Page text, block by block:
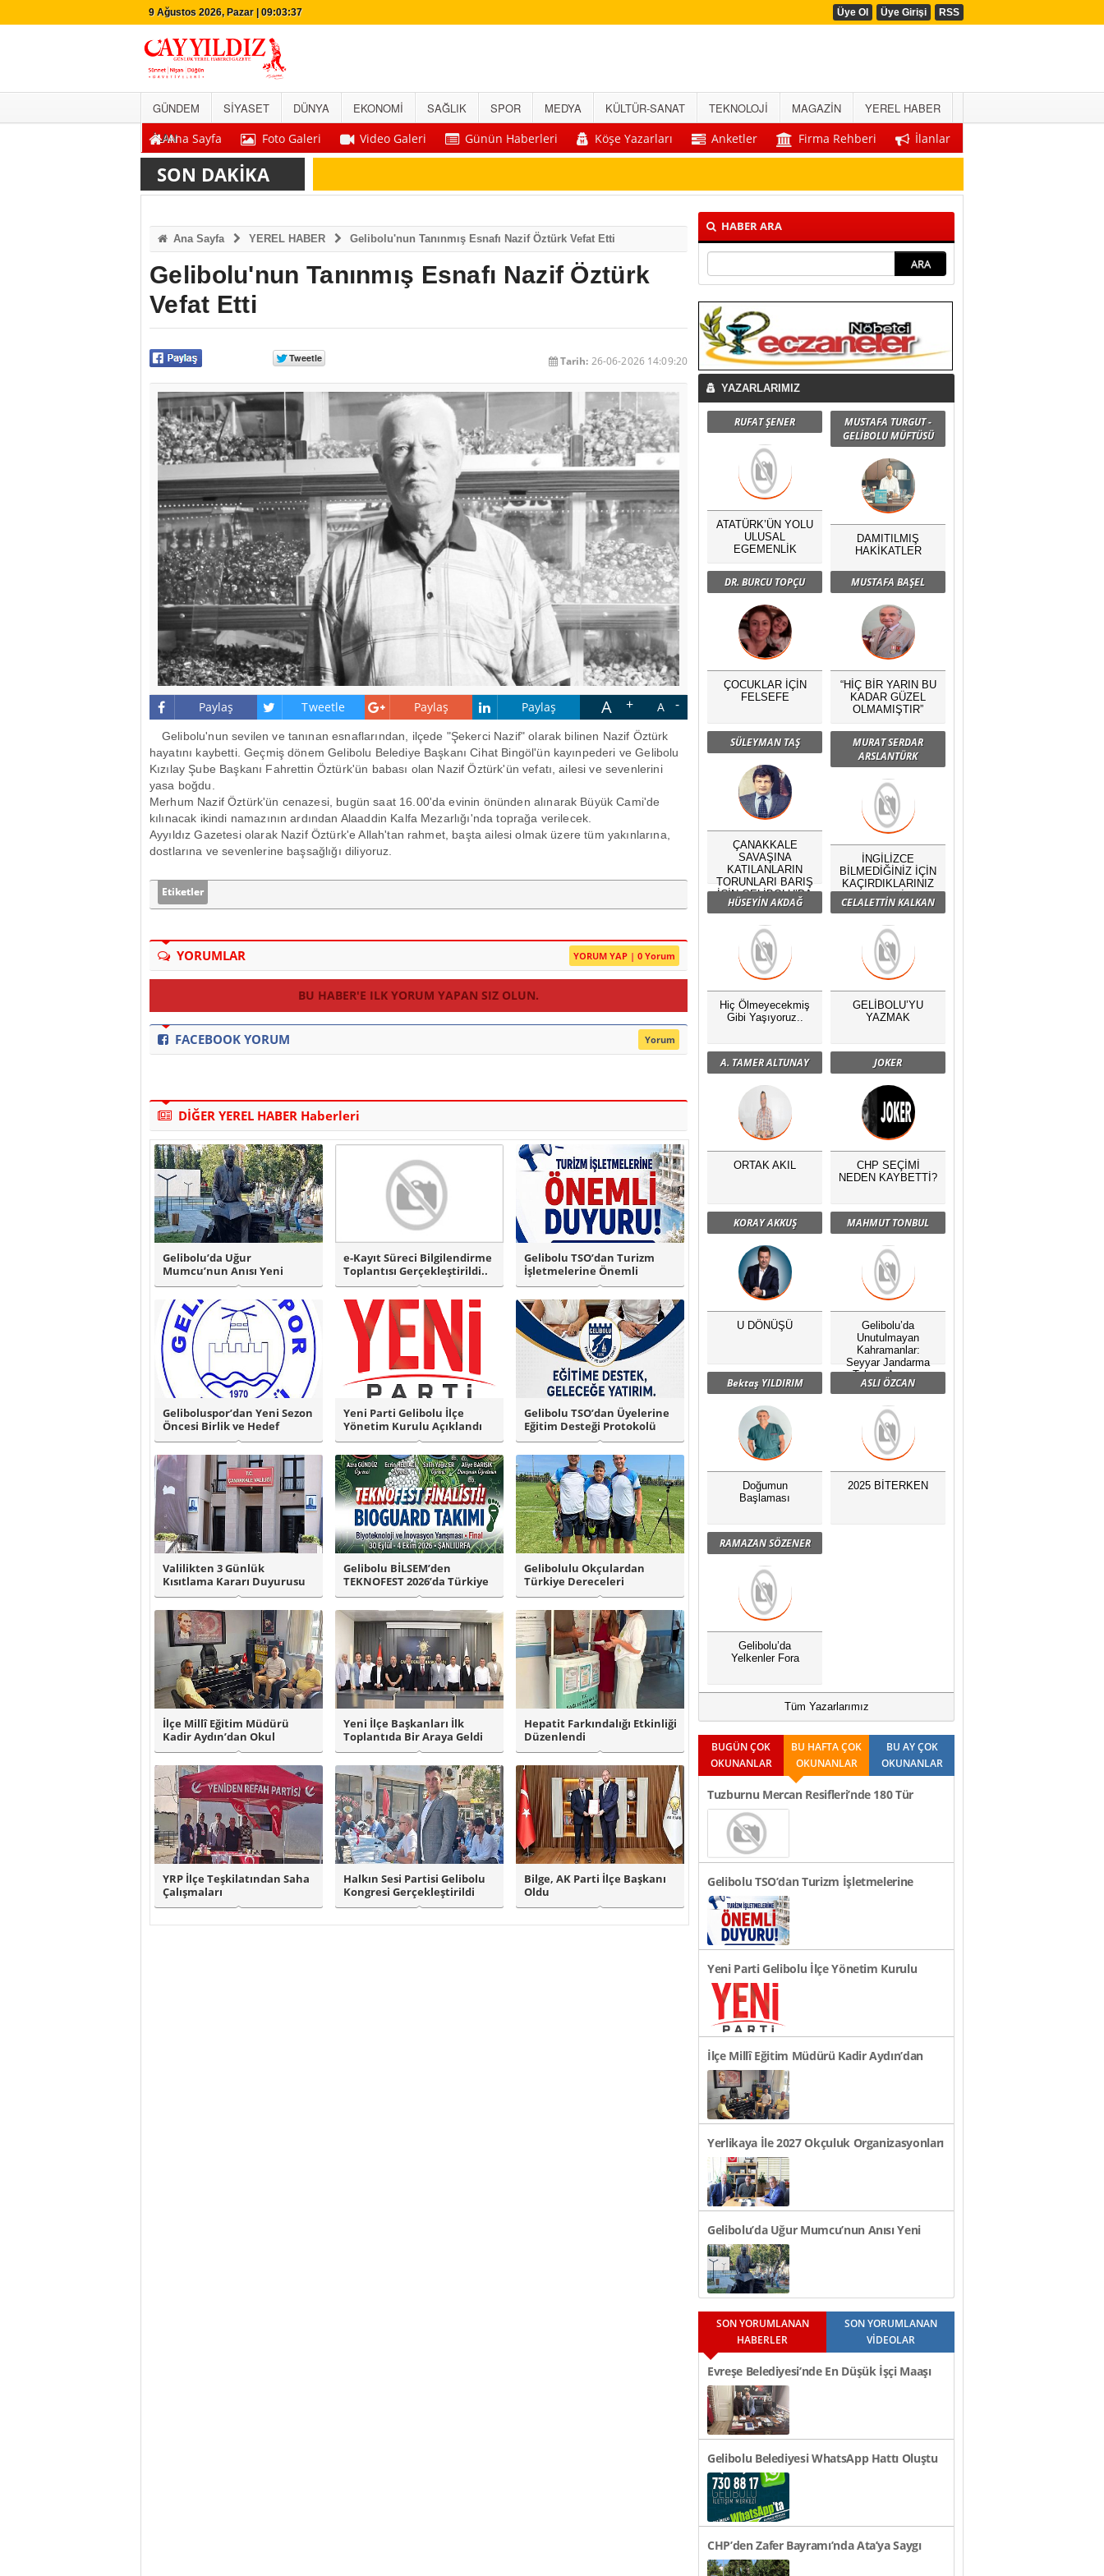
9 Ağustos 2026, Pazar | 09:03:38 Üye Ol Üye Girişi RSS
GÜNDEM SİYASET DÜNYA EKONOMİ SAĞLIK SPOR MEDYA KÜLTÜR-SANAT TEKNOLOJİ MAGAZİN
YEREL HABER
İLANAna Sayfa Foto Galeri Video Galeri Günün Haberleri Köşe Yazarları Anketler Firma Rehberi İlanlar
SON DAKİKA
Ana Sayfa YEREL HABER Gelibolu'nun Tanınmış Esnafı Nazif Öztürk Vefat Etti
Gelibolu'nun Tanınmış Esnafı Nazif Öztürk
Vefat Etti
Tarih: 26-06-2026 14:09:20
Paylaş Tweetle Paylaş Paylaş A A
Gelibolu'nun sevilen ve tanınan esnaflarından, ilçede "Şekerci Nazif" olarak bilinen Nazif Öztürk
hayatını kaybetti. Geçmiş dönem Gelibolu Belediye Başkanı Cihat Bingöl'ün kayınpederi ve Gelibolu
Kızılay Şube Başkanı Fahrettin Öztürk'ün babası olan Nazif Öztürk'ün vefatı, ailesi ve sevenlerini
yasa boğdu.
Merhum Nazif Öztürk'ün cenazesi, bugün saat 16.00'da evinin önünden alınarak Büyük Cami'de
kılınacak ikindi namazının ardından Alaaddin Kalfa Mezarlığı'nda toprağa verilecek.
Ayyıldız Gazetesi olarak Nazif Öztürk'e Allah'tan rahmet, başta ailesi olmak üzere tüm yakınlarına,
dostlarına ve sevenlerine başsağlığı diliyoruz.
Etiketler
YORUMLAR YORUM YAP | 0 Yorum
BU HABER'E ILK YORUM YAPAN SIZ OLUN.
FACEBOOK YORUM Yorum
DİĞER YEREL HABER Haberleri
Gelibolu’da Uğur
Mumcu’nun Anısı Yeni
Parkta Yaşatılacak..
e-Kayıt Süreci Bilgilendirme
Toplantısı Gerçekleştirildi..
Gelibolu TSO’dan Turizm
İşletmelerine Önemli
Duyuru!
Geliboluspor’dan Yeni Sezon
Öncesi Birlik ve Hedef
Vurgusu..
Yeni Parti Gelibolu İlçe
Yönetim Kurulu Açıklandı
Gelibolu TSO’dan Üyelerine
Eğitim Desteği Protokolü
Valilikten 3 Günlük
Kısıtlama Kararı Duyurusu
Gelibolu BİLSEM’den
TEKNOFEST 2026’da Türkiye
Finali Başarıs..
Gelibolulu Okçulardan
Türkiye Dereceleri
İlçe Millî Eğitim Müdürü
Kadir Aydın’dan Okul
Ziyaretleri..
Yeni İlçe Başkanları İlk
Toplantıda Bir Araya Geldi
Hepatit Farkındalığı Etkinliği
Düzenlendi
YRP İlçe Teşkilatından Saha
Çalışmaları
Halkın Sesi Partisi Gelibolu
Kongresi Gerçekleştirildi
Bilge, AK Parti İlçe Başkanı
Oldu
HABER ARA
YAZARLARIMIZ
RUFAT ŞENER
ATATÜRK’ÜN YOLU
ULUSAL
EGEMENLİK
MUSTAFA TURGUT -
GELİBOLU MÜFTÜSÜ
DAMITILMIŞ
HAKİKATLER
DR. BURCU TOPÇU
ÇOCUKLAR İÇİN
FELSEFE
MUSTAFA BAŞEL
“HİÇ BİR YARIN BU
KADAR GÜZEL
OLMAMIŞTIR”
SÜLEYMAN TAŞ
ÇANAKKALE
SAVAŞINA
KATILANLARIN
TORUNLARI BARIŞ
İÇİN GELİBOLU’DA
BULUŞTU
MURAT SERDAR
ARSLANTÜRK
İNGİLİZCE
BİLMEDİĞİNİZ İÇİN
KAÇIRDIKLARINIZ
NELERDİR?
HÜSEYİN AKDAĞ
Hiç Ölmeyecekmiş
Gibi Yaşıyoruz..
CELALETTİN KALKAN
GELİBOLU’YU
YAZMAK
A. TAMER ALTUNAY
ORTAK AKIL
JOKER
CHP SEÇİMİ
NEDEN KAYBETTİ?
KORAY AKKUŞ
U DÖNÜŞÜ
MAHMUT TONBUL
Gelibolu’da
Unutulmayan
Kahramanlar:
Seyyar Jandarma
Taburu Anması
Bektaş YILDIRIM
Doğumun
Başlaması
ASLI ÖZCAN
2025 BİTERKEN
RAMAZAN SÖZENER
Gelibolu’da
Yelkenler Fora
Tüm Yazarlarımız
BUGÜN ÇOK
OKUNANLAR
BU HAFTA ÇOK
OKUNANLAR
BU AY ÇOK
OKUNANLAR
Tuzburnu Mercan Resifleri’nde 180 Tür
Tespit Edildi
Gelibolu TSO’dan Turizm İşletmelerine
Önemli Duyuru!
Yeni Parti Gelibolu İlçe Yönetim Kurulu
Açıklandı
İlçe Millî Eğitim Müdürü Kadir Aydın’dan
Okul Ziyaretleri..
Yerlikaya İle 2027 Okçuluk Organizasyonları
Görüşüldü..
Gelibolu’da Uğur Mumcu’nun Anısı Yeni
Parkta Yaşatılacak..
SON YORUMLANAN
HABERLER
SON YORUMLANAN
VİDEOLAR
Evreşe Belediyesi’nde En Düşük İşçi Maaşı
48 Bin TL Oldu
Gelibolu Belediyesi WhatsApp Hattı Oluştu
CHP’den Zafer Bayramı’nda Ata’ya Saygı